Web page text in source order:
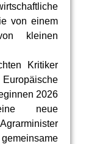
von einem
kleinen
Kritiker
2026
neue